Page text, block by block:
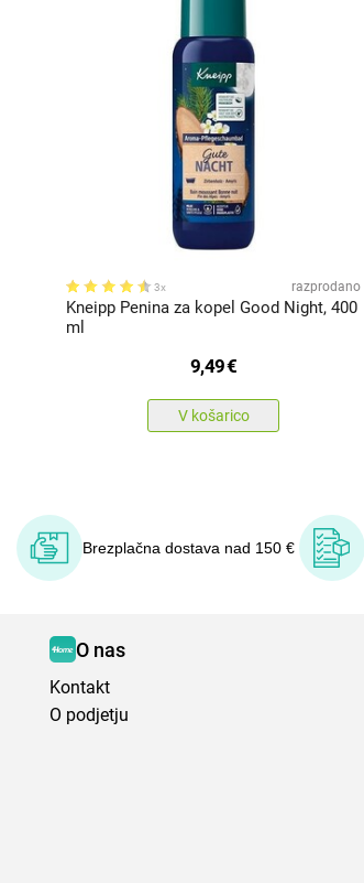
3x razprodano
Kneipp Penina za kopel Good Night, 400
ml
9,49€
V košarico
Brezplačna dostava nad 150 €
O nas
Kontakt
O podjetju